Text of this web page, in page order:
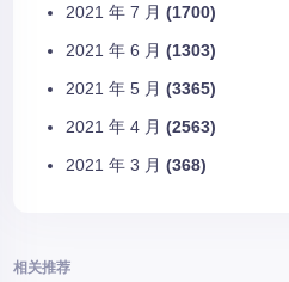
2021 年 7 月 (1700)
2021 年 6 月 (1303)
2021 年 5 月 (3365)
2021 年 4 月 (2563)
2021 年 3 月 (368)
相关推荐